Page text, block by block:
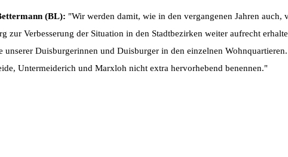
(BL): "Wir werden damit, wie in den vergangenen Jahren auch,
zur Verbesserung der Situation in den Stadtbezirken weiter aufrecht
unserer Duisburgerinnen und Duisburger in den einzelnen
Untermeiderich und Marxloh nicht extra hervorhebend benennen."